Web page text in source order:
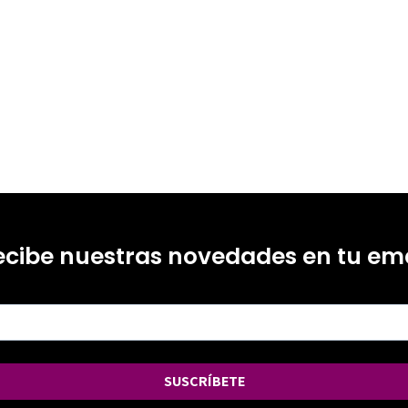
nuestras novedades en tu
SUSCRÍBETE